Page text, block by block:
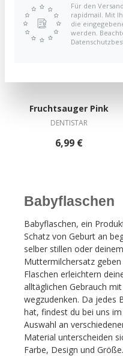
Fruchtsauger Pink
DENTISTAR
6,99 €
Babyflaschen
Babyflaschen, ein
Schatz von Geburt an
selber stillen oder
Muttermilchersatz
Flaschen erleichtern
alltäglichen Gebrauch
wegzudenken. Da jedes
hat, findest du bei uns
Auswahl an
Material unterscheiden
Farbe, Design und Größe.
Für den
rapidmail. Mit
die
werden.